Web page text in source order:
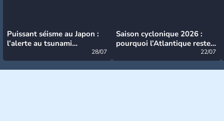
Puissant séisme au Japon :
l’alerte au tsunami
28/07
Saison cyclonique 2026 :
pourquoi l’Atlantique reste
22/07